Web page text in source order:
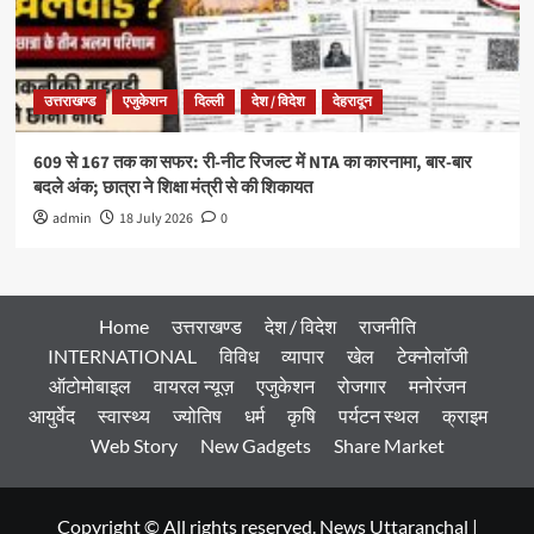
उत्तराखण्ड एजुकेशन दिल्ली देश / विदेश देहरादून
609 से 167 तक का सफर: री-नीट रिजल्ट में NTA का कारनामा, बार-बार
बदले अंक; छात्रा ने शिक्षा मंत्री से की शिकायत
admin 18 July 2026 0
Home उत्तराखण्ड देश / विदेश
राजनीति
INTERNATIONAL
विविध व्यापार खेल
टेक्नोलॉजी
ऑटोमोबाइल
वायरल न्यूज़ एजुकेशन रोजगार
मनोरंजन
आयुर्वेद
स्वास्थ्य ज्योतिष धर्म कृषि पर्यटन स्थल
क्राइम
Web Story
New Gadgets Share Market
Copyright © All rights reserved. News Uttaranchal |